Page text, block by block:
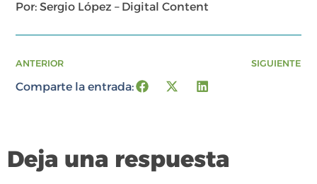
Por: Sergio López – Digital Content
ANTERIOR SIGUIENTE
Comparte la entrada:
Deja una respuesta